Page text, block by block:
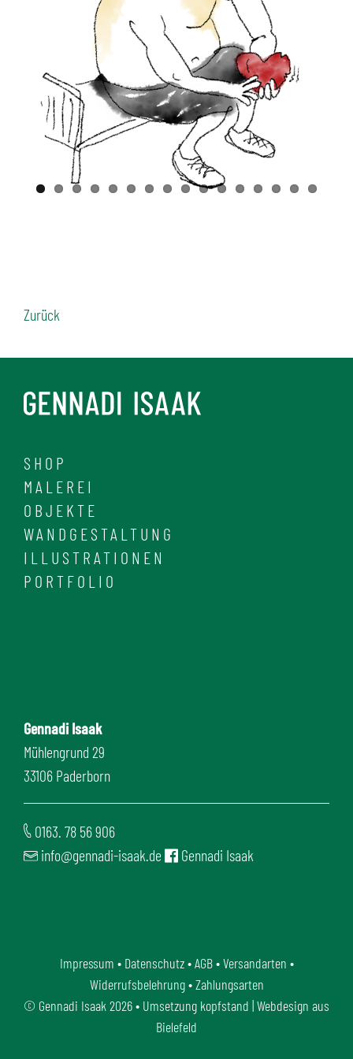
Zurück
SHOP
MALEREI
OBJEKTE
WANDGESTALTUNG
ILLUSTRATIONEN
PORTFOLIO
Gennadi Isaak
Mühlengrund 29
33106 Paderborn
0163. 78 56 906
info@gennadi-isaak.de
Gennadi Isaak
Impressum • Datenschutz•AGB•Versandarten •
Widerrufsbelehrung•Zahlungsarten
© Gennadi Isaak 2026 • Umsetzung kopfstand | Webdesign aus
Bielefeld